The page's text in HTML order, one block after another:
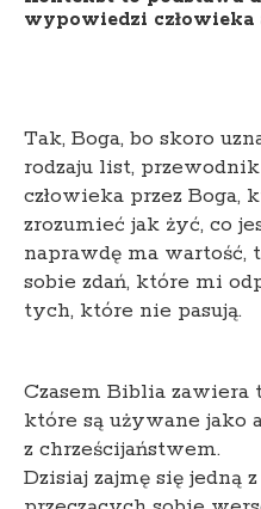
wypowiedzi człowieka
Tak, Boga, bo skoro
rodzaju list,
człowieka przez Boga,
zrozumieć jak żyć, co
naprawdę ma
sobie zdań, które mi
tych, które nie pasują.
Czasem Biblia
które są używane jako
z chrześcijaństwem.
Dzisiaj zajmę się jedną